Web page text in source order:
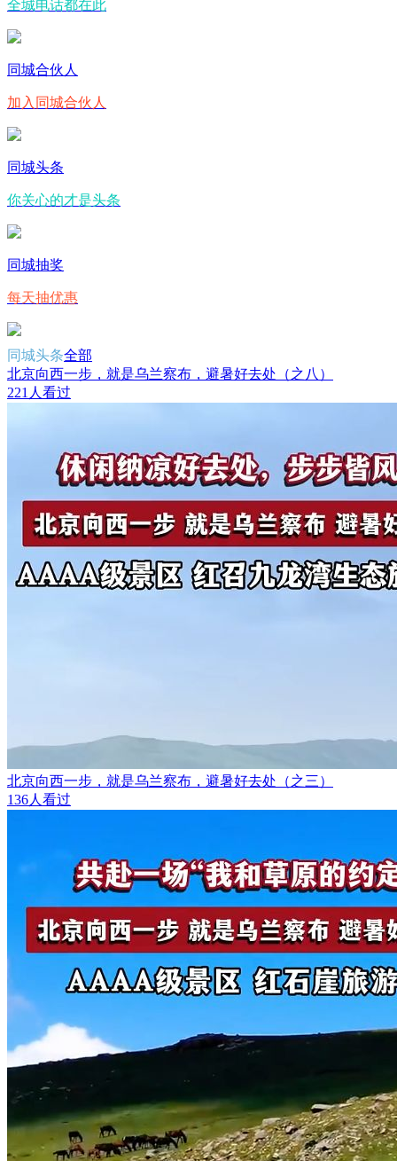
全城电话都在此
同城合伙人
加入同城合伙人
同城头条
你关心的才是头条
同城抽奖
每天抽优惠
同城头条全部
北京向西一步，就是乌兰察布，避暑好去处（之八）
221人看过
北京向西一步，就是乌兰察布，避暑好去处（之三）
136人看过